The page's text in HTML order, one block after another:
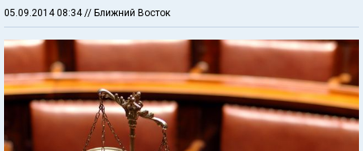
05.09.2014 08:34 // Ближний Восток